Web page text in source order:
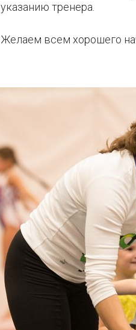
указанию тренера.
Желаем всем хорошего